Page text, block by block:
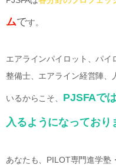
ムです。
エアラインパイロット、パイ
整備士、エアライン経営陣、
いるからこそ、 PJSFAで
入るようになっており
あなたも、PILOT専門進学塾